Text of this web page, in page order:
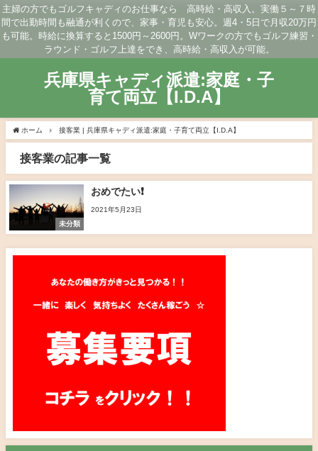
主婦の方でもゴルフキャディのお仕事なら 高時給・高収入。実働５～７時
間で出勤時間も融通が利くので、家事・育児も安心。週4・5日で月収20万円
も可能。時給に換算すると1500円～2600円。Wワークの方でもゴルフ練習・
ラウンド・ゴルフ上達をでき、高時給・高収入が可能。
兵庫県キャディ派遣:家庭・子
育て両立【I.D.A】
ホーム 接客業 | 兵庫県キャディ派遣:家庭・子育て両立【I.D.A】
接客業の記事一覧
未分類
おめでたい❗️
2021年5月23日